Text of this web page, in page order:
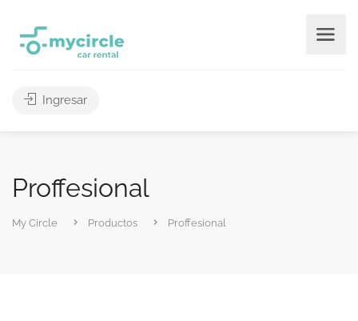
Ingresar
Proffesional
My Circle Productos Proffesional